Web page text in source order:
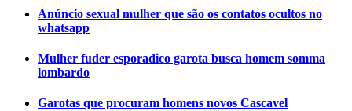
Anúncio sexual mulher que são os contatos ocultos no
whatsapp
Mulher fuder esporadico garota busca homem somma
lombardo
Garotas que procuram homens novos Cascavel